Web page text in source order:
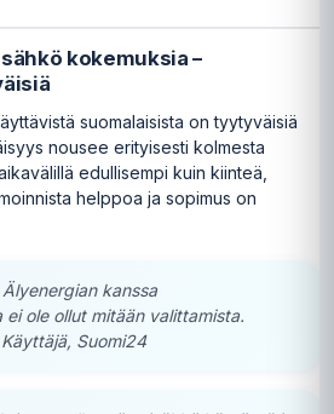
kokemuksia –
suomalaisista on tyytyväisiä
nousee erityisesti kolmesta
edullisempi kuin kiinteä,
helppoa ja sopimus on
kanssa
ei ole ollut mitään valittamista.
Suomi24